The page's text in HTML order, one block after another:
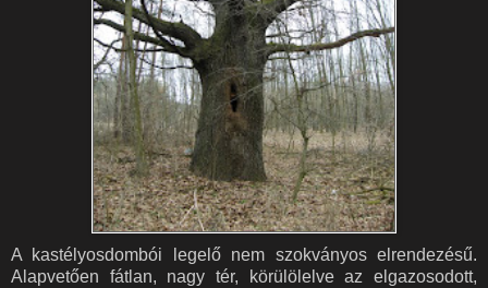
A kastélyosdombói legelő nem szokványos elrendezésű.
Alapvetően fátlan, nagy tér, körülölelve az elgazosodott,